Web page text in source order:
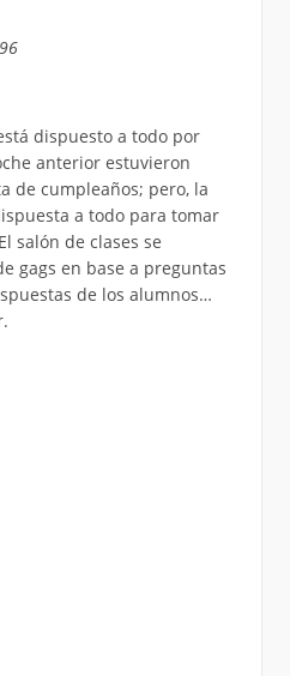
dispuesto a todo por
anterior estuvieron
de cumpleaños; pero, la
a todo para tomar
salón de clases se
gags en base a preguntas
de los alumnos…